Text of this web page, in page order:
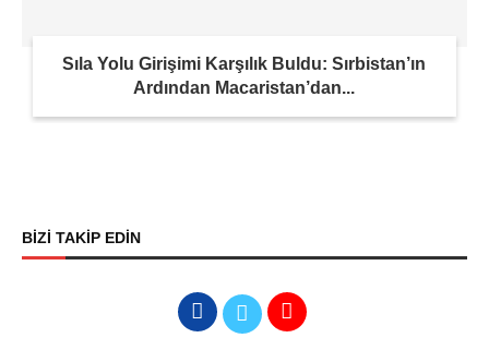
Sıla Yolu Girişimi Karşılık Buldu: Sırbistan’ın
Ardından Macaristan’dan...
BİZİ TAKİP EDİN